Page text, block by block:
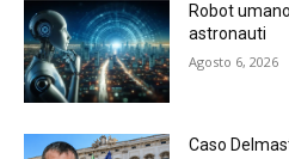
Robot
astronauti
Agosto 6, 2026
Caso